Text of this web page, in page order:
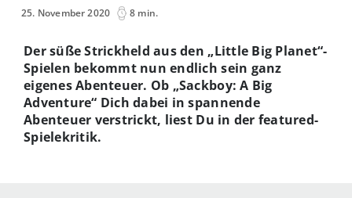
25. November 2020 8 min.
Der süße Strickheld aus den „Little Big Planet“-
Spielen bekommt nun endlich sein ganz
eigenes Abenteuer. Ob „Sackboy: A Big
Adventure“ Dich dabei in spannende
Abenteuer verstrickt, liest Du in der featured-
Spielekritik.